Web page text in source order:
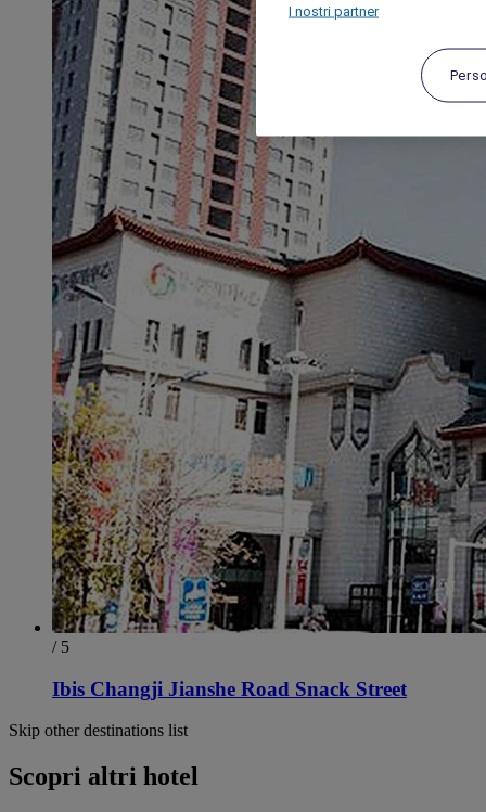
/ 5
Ibis Changji Jianshe Road Snack Street
Skip other destinations list
Scopri altri hotel
I nostri partner